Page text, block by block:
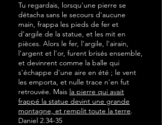
Tu regardais, lorsqu'une pierre se
détacha sans le secours d'aucune
main, frappa les pieds de fer et
d'argile de la statue, et les mit en
pièces. Alors le fer, l'argile, l'airain,
l'argent et l'or, furent brisés ensemble,
et devinrent comme la balle qui
s'échappe d'une aire en été ; le vent
les emporta, et nulle trace n'en fut
retrouvée. Mais la pierre qui avait
frappé la statue devint une grande
montagne, et remplit toute la terre.
Daniel 2.34-35